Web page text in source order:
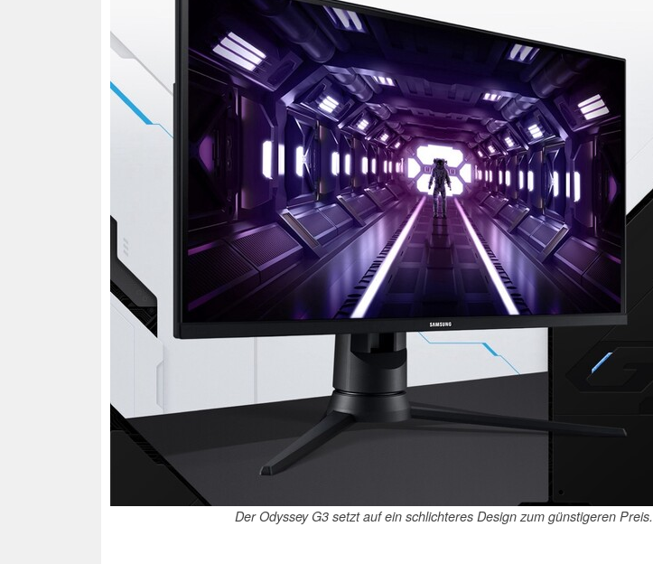
Der Odyssey G3 setzt auf ein schlichteres Design zum günstigeren Preis.